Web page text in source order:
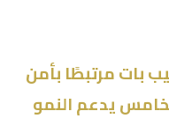
بات مرتبطًا بأمن
يدعم النمو